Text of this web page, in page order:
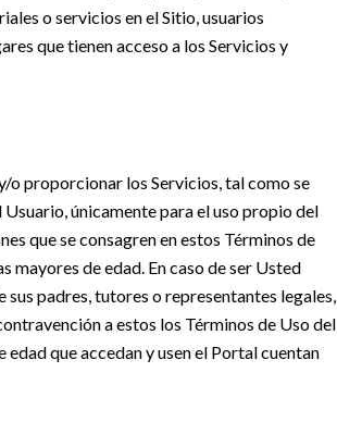
o servicios en el Sitio, usuarios
que tienen acceso a los Servicios y
o proporcionar los Servicios, tal como se
únicamente para el uso propio del
que se consagren en estos Términos de
mayores de edad. En caso de ser Usted
padres, tutores o representantes legales,
a estos los Términos de Uso del
que accedan y usen el Portal cuentan